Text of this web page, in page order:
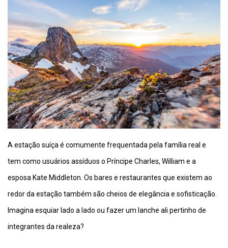
A estação suíça é comumente frequentada pela família real e
tem como usuários assíduos o Príncipe Charles, William e a
esposa Kate Middleton. Os bares e restaurantes que existem ao
redor da estação também são cheios de elegância e sofisticação.
Imagina esquiar lado a lado ou fazer um lanche ali pertinho de
integrantes da realeza?